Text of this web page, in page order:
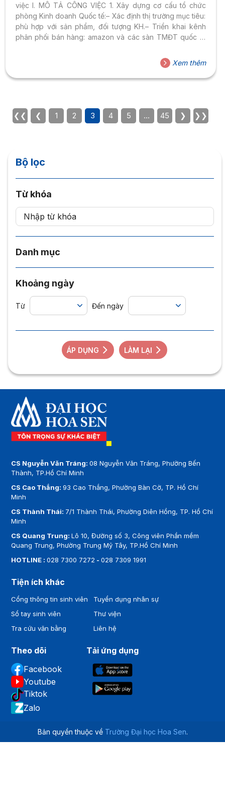
việc I. MÔ TẢ CÔNG VIỆC 1. Xây dựng cơ cấu tổ chức
phòng Kinh doanh Quốc tế:– Xác định thị trường mục tiêu:
phù hợp với sản phẩm, đối tượng KH.– Triển khai kênh
phân phối bán hàng: amazon và các sàn TMĐT quốc tế
marketing,…– Setup và đánh giá hệ thống logistics: Lựa
chọn đối tác và phương thức triển khai giao hàng2. Quy
trình:– XD quy trình vận hành các vị trí trong phòng– Quy...
Xem thêm
❮❮ ❮ 1 2 3 4 5 … 45 ❯ ❯❯
Bộ lọc
Từ khóa
Danh mục
Khoảng ngày
Từ Đến ngày
ÁP DỤNG LÀM LẠI
CS Nguyễn Văn Tráng:08 Nguyễn Văn Tráng, Phường Bến
Thành, TP.Hồ Chí Minh
CS Cao Thắng:93 Cao Thắng, Phường Bàn Cờ, TP. Hồ Chí
Minh
CS Thành Thái: 7/1 Thành Thái, Phường Diên Hồng, TP. Hồ Chí
Minh
CS Quang Trung:Lô 10, Đường số 3, Công viên Phần mềm
Quang Trung, Phường Trung Mỹ Tây, TP.Hồ Chí Minh
HOTLINE :028 7300 7272 -028 7309 1991
Tiện ích khác
Cổng thông tin sinh viên
Sổ tay sinh viên
Tra cứu văn bằng
Tuyển dụng nhân sự
Thư viện
Liên hệ
Theo dõi
Facebook
Youtube
Tiktok
Zalo
Tải ứng dụng
Bản quyền thuộc về Trường Đại học Hoa Sen.